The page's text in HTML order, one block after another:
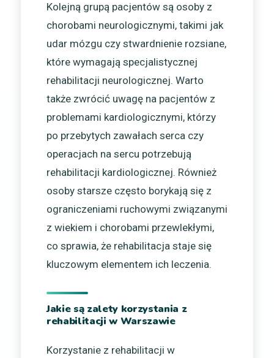
Kolejną grupą pacjentów są osoby z
chorobami neurologicznymi, takimi jak
udar mózgu czy stwardnienie rozsiane,
które wymagają specjalistycznej
rehabilitacji neurologicznej. Warto
także zwrócić uwagę na pacjentów z
problemami kardiologicznymi, którzy
po przebytych zawałach serca czy
operacjach na sercu potrzebują
rehabilitacji kardiologicznej. Również
osoby starsze często borykają się z
ograniczeniami ruchowymi związanymi
z wiekiem i chorobami przewlekłymi,
co sprawia, że rehabilitacja staje się
kluczowym elementem ich leczenia.
Jakie są zalety korzystania z
rehabilitacji w Warszawie
Korzystanie z rehabilitacji w